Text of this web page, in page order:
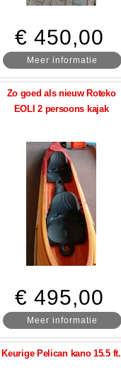
€ 450,00
Meer informatie
Zo goed als nieuw Roteko
EOLI 2 persoons kajak
€ 495,00
Meer informatie
Keurige Pelican kano 15.5 ft.